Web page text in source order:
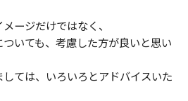
ージだけではなく、
いても、考慮した方が良いと思い
ては、いろいろとアドバイスいた